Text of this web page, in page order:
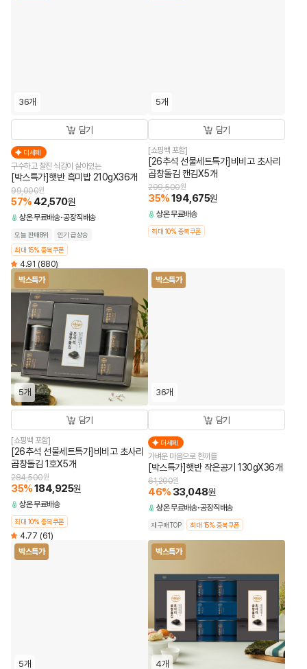
36개
담기
더세페
구수하고 찰진 식감이 살아있는
[박스특가]햇반 흑미밥 210gX36개
99,000원
57% 42,570원
상온무료배송 공장직배송
오늘 판매8위
인기 급상승
최대 15% 중복쿠폰
4.91 (880)
5개
담기
[쇼핑백 포함]
[26추석 선물세트특가]비비고 초사리
곱창돌김 캔김X5개
299,500원
35%194,675원
상온무료배송
최대 10% 중복쿠폰
박스특가
5개
담기
[쇼핑백 포함]
[26추석 선물세트특가]비비고 초사리
곱창돌김 1호X5개
284,500원
35%184,925원
상온무료배송
최대 10% 중복쿠폰
4.77 (61)
박스특가
36개
담기
더세페
가벼운 마음으로 한끼를
[박스특가]햇반 작은공기 130gX36개
61,200원
46% 33,048원
상온무료배송 공장직배송
재구매TOP 최대 15% 중복쿠폰
박스특가
5개
박스특가
4개